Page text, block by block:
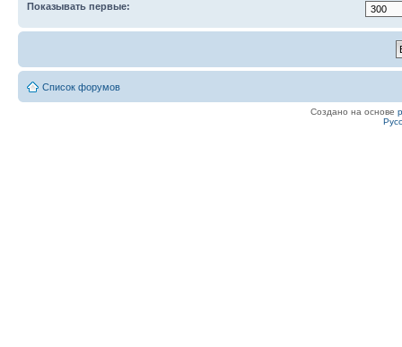
Показывать первые:
Список форумов
Создано на основе